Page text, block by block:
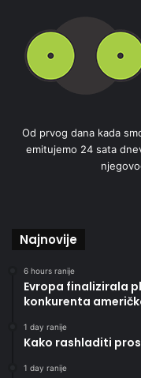
Od prvog dana kada
emitujemo 24 sata
Najnovije
6 hours ranije
Evropa finalizirala
konkurenta
1 day ranije
Kako rashladiti
1 day ranije